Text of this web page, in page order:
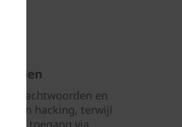
je wachtwoorden en
hacking, terwijl
toegang via